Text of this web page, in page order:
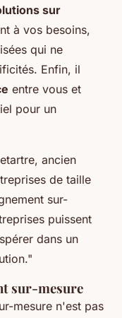
sur
à vos besoins,
qui ne
Enfin, il
entre vous et
pour un
, ancien
de taille
sur-
puissent
dans un
sur-mesure
mesure n'est pas